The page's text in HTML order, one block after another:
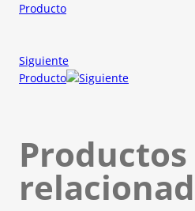
Producto
Siguiente
Producto
Productos